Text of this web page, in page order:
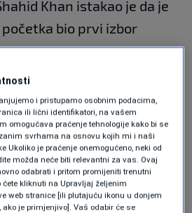
Khan istakao je da je
bio prvi izbor
među svim kandidatima.
predstavio je jasnu
da je pravi čovjek za ovaj
će njegovo imenovanje
sadašnjost, tako i za
, poručio je Khan.
i pristupamo osobnim podacima,
ili lični identifikatori, na vašem
omogućava praćenje tehnologije kako bi se
svrhama na osnovu kojih mi i naši
Ukoliko je praćenje onemogućeno, neki od
možda neće biti relevantni za vas. Ovaj
odabrati i pritom promijeniti trenutni
kliknuti na Upravljaj željenim
web stranice [ili plutajuću ikonu u donjem
je primjenjivo]. Vaš odabir će se